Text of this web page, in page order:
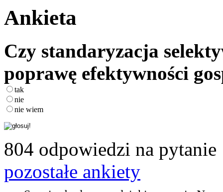
Ankieta
Czy standaryzacja
poprawę efektywności
tak
nie
nie wiem
804 odpowiedzi na pytanie
pozostałe ankiety